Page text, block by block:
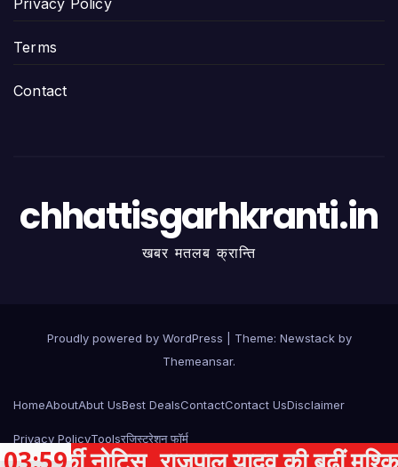
Terms
Contact
chhattisgarhkranti.in
खबर मतलब क्रान्ति
Proudly powered by WordPress Theme: Newstackby
Themeansar.
HomeAboutAbut UsBest DealsContactContact UsDisclaimer
Privacy PolicyToolsरजिस्ट्रेशन फॉर्म